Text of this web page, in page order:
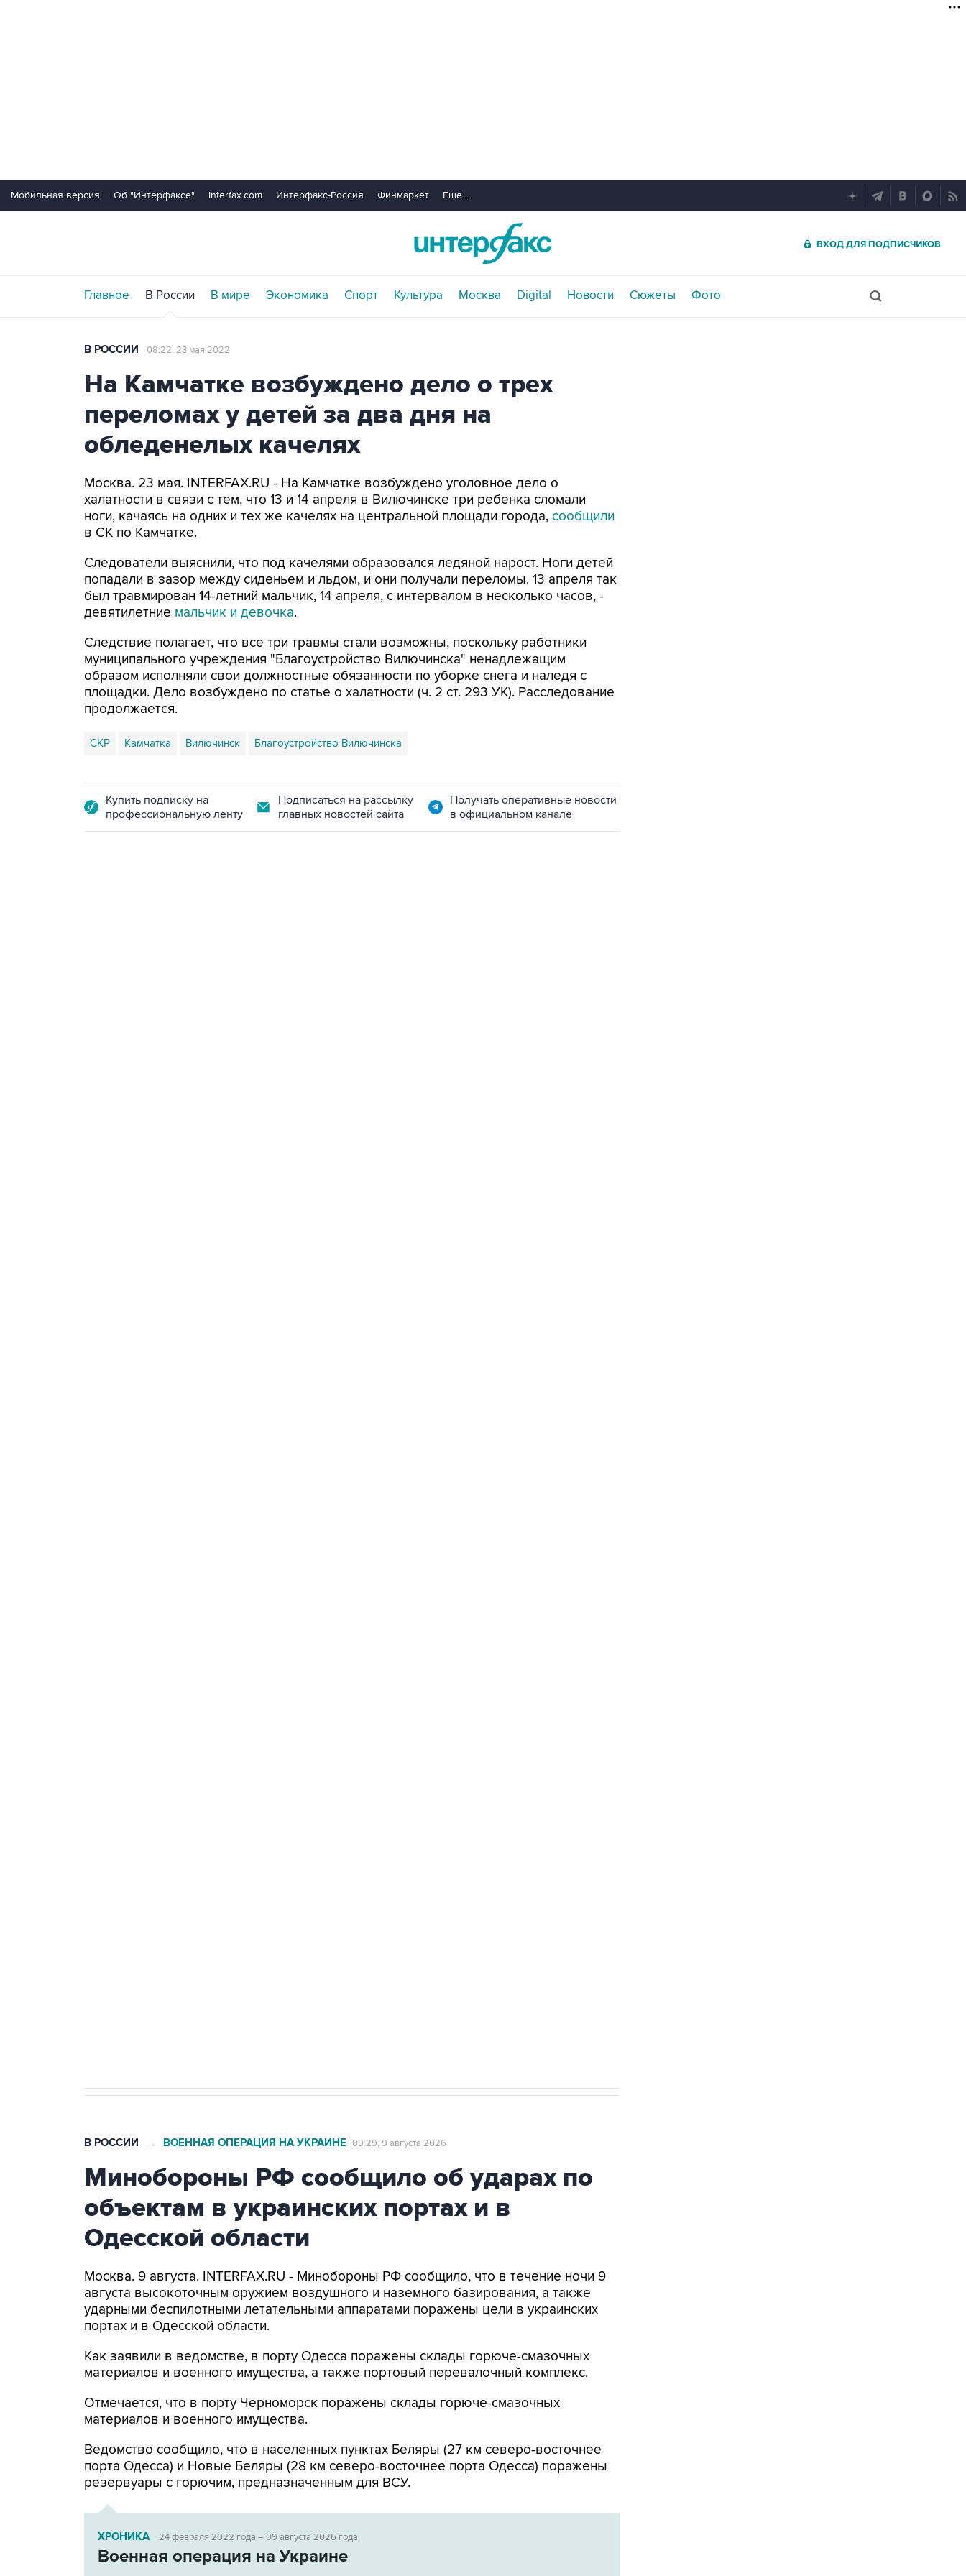
Мобильная версия Об "Интерфаксе" Interfax.com Интерфакс-Россия Финмаркет Еще...
ВХОД ДЛЯ ПОДПИСЧИКОВ
Главное В России В мире Экономика Спорт Культура Москва Digital Новости Сюжеты Фото
В РОССИИ 08:22, 23 мая 2022
На Камчатке возбуждено дело о трех
переломах у детей за два дня на
обледенелых качелях
Москва. 23 мая. INTERFAX.RU - На Камчатке возбуждено уголовное дело о
халатности в связи с тем, что 13 и 14 апреля в Вилючинске три ребенка сломали
ноги, качаясь на одних и тех же качелях на центральной площади города, сообщили
в СК по Камчатке.
Следователи выяснили, что под качелями образовался ледяной нарост. Ноги детей
попадали в зазор между сиденьем и льдом, и они получали переломы. 13 апреля так
был травмирован 14-летний мальчик, 14 апреля, с интервалом в несколько часов, -
девятилетние мальчик и девочка.
Следствие полагает, что все три травмы стали возможны, поскольку работники
муниципального учреждения "Благоустройство Вилючинска" ненадлежащим
образом исполняли свои должностные обязанности по уборке снега и наледя с
площадки. Дело возбуждено по статье о халатности (ч. 2 ст. 293 УК). Расследование
продолжается.
СКР Камчатка Вилючинск Благоустройство Вилючинска
Купить подписку на
профессиональную ленту
Подписаться на рассылку
главных новостей сайта
Получать оперативные новости
в официальном канале
В РОССИИ → ВОЕННАЯ ОПЕРАЦИЯ НА УКРАИНЕ 09:29, 9 августа 2026
Минобороны РФ сообщило об ударах по
объектам в украинских портах и в
Одесской области
Москва. 9 августа. INTERFAX.RU - Минобороны РФ сообщило, что в течение ночи 9
августа высокоточным оружием воздушного и наземного базирования, а также
ударными беспилотными летательными аппаратами поражены цели в украинских
портах и в Одесской области.
Как заявили в ведомстве, в порту Одесса поражены склады горюче-смазочных
материалов и военного имущества, а также портовый перевалочный комплекс.
Отмечается, что в порту Черноморск поражены склады горюче-смазочных
материалов и военного имущества.
Ведомство сообщило, что в населенных пунктах Беляры (27 км северо-восточнее
порта Одесса) и Новые Беляры (28 км северо-восточнее порта Одесса) поражены
резервуары с горючим, предназначенным для ВСУ.
ХРОНИКА 24 февраля 2022 года – 09 августа 2026 года
Военная операция на Украине